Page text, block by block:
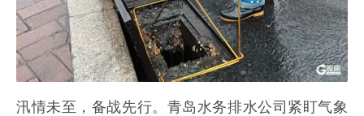
汛情未至，备战先行。青岛水务排水公司紧盯气象